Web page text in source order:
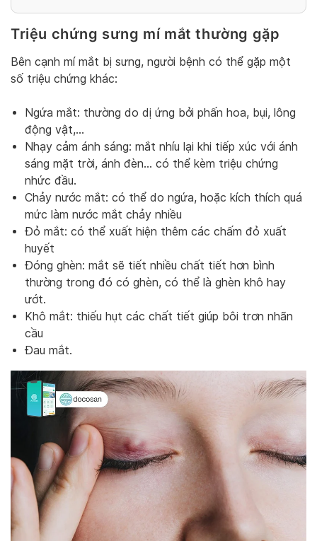
Triệu chứng sưng mí mắt thường gặp
Bên cạnh mí mắt bị sưng, người bệnh có thể gặp một
số triệu chứng khác:
Ngứa mắt: thường do dị ứng bởi phấn hoa, bụi, lông
động vật,…
Nhạy cảm ánh sáng: mắt nhíu lại khi tiếp xúc với ánh
sáng mặt trời, ánh đèn… có thể kèm triệu chứng
nhức đầu.
Chảy nước mắt: có thể do ngứa, hoặc kích thích quá
mức làm nước mắt chảy nhiều
Đỏ mắt: có thể xuất hiện thêm các chấm đỏ xuất
huyết
Đóng ghèn: mắt sẽ tiết nhiều chất tiết hơn bình
thường trong đó có ghèn, có thể là ghèn khô hay
ướt.
Khô mắt: thiếu hụt các chất tiết giúp bôi trơn nhãn
cầu
Đau mắt.